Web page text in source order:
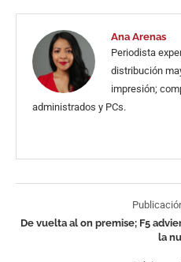
Ana Arenas
Periodista
distribución
impresión;
administrados y PCs.
De vuelta al on premise; F5
la